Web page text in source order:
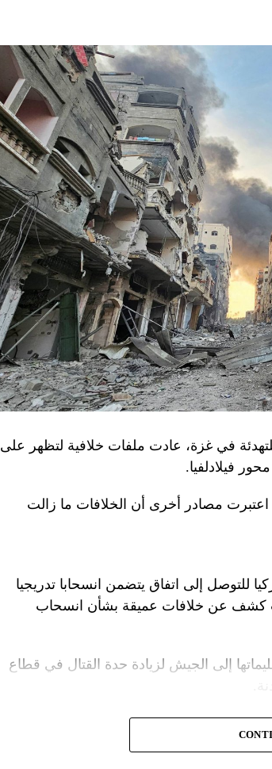
في غزة، عادت ملفات خلافية لتظهر على
فيلادلفيا.
اعتبرت مصادر أخرى أن الخلافات ما زالت
للتوصل إلى اتفاق يتضمن انسحابا تدريجيا
كشف عن خلافات عميقة بشأن انسحاب
إلى الجيش لزيادة حدة القتال في قطاع
تقدّر أن يمارس وزير الخارجية الأميركية،